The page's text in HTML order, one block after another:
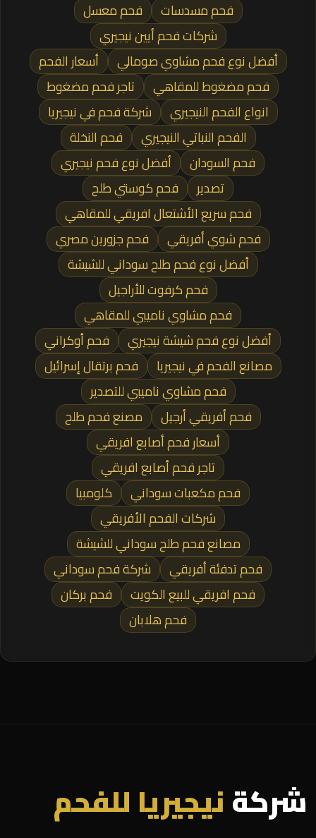
فحم مسدسات
فحم معسل
شركات فحم أيين نيجيري
أفضل نوع فحم مشاوي صومالي
أسعار الفحم
فحم مضغوط للمقاهي
تاجر فحم مضغوط
انواع الفحم النيجيري
شركة فحم في نيجيريا
الفحم النباتي النيجيري
فحم النخلة
فحم السودان
أفضل نوع فحم نيجيري
تصدير
فحم كوستي طلح
فحم سريع الأشتعال افريقي للمقاهي
فحم شوي أفريقي
فحم جزورين مصري
أفضل نوع فحم طلح سوداني للشيشة
فحم كرفوت للأراجيل
فحم مشاوي ناميبي للمقاهي
أفضل نوع فحم شيشة نيجيري
فحم أوكراني
مصانع الفحم في نيجيريا
فحم برتقال إسرائيل
فحم مشاوي ناميبي للتصدير
فحم أفريقي أرجيل
مصنع فحم طلح
أسعار فحم أصابع افريقي
تاجر فحم أصابع افريقي
فحم مكعبات سوداني
كلومبيا
شركات الفحم الأفريقي
مصانع فحم طلح سوداني للشيشة
فحم تدفئة أفريقي
شركة فحم سوداني
فحم افريقي للبيع الكويت
فحم بركان
فحم هلابان
شركةنيجيريا للفحم